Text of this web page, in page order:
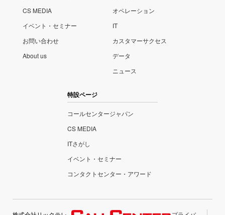
CS MEDIA
イベント・セミナー
お問い合わせ
About us
オペレーション
IT
カスタマーサクセス
データ
ニュース
特設ページ
コールセンタージャパン
CS MEDIA
ITさがし
イベント・セミナー
コンタクトセンター・アワード